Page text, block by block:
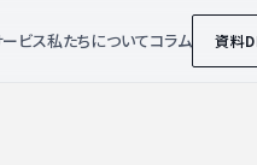
ビス私たちについてコラム 資料